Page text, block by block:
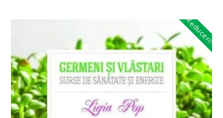
Reduceri!